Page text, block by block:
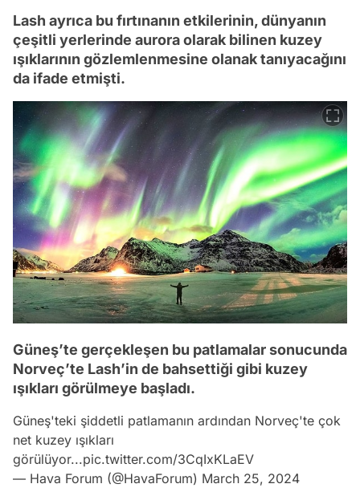
Lash ayrıca bu fırtınanın etkilerinin, dünyanın
çeşitli yerlerinde aurora olarak bilinen kuzey
ışıklarının gözlemlenmesine olanak tanıyacağını
da ifade etmişti.
Güneş’te gerçekleşen bu patlamalar sonucunda
Norveç’te Lash’in de bahsettiği gibi kuzey
ışıkları görülmeye başladı.
Güneş'teki şiddetli patlamanın ardından Norveç'te çok
net kuzey ışıkları
görülüyor...pic.twitter.com/3CqIxKLaEV
— Hava Forum (@HavaForum) March 25, 2024